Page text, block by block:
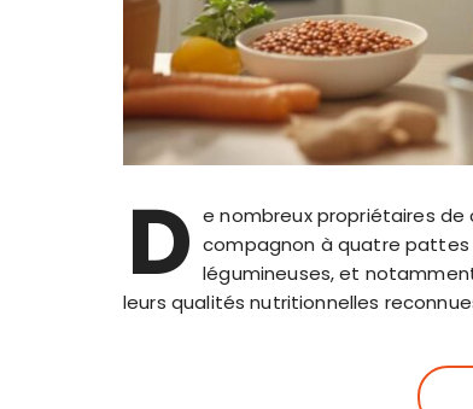
D e nombreux propriétaires
compagnon à quatre pattes
légumineuses, et
leurs qualités nutritionnelles